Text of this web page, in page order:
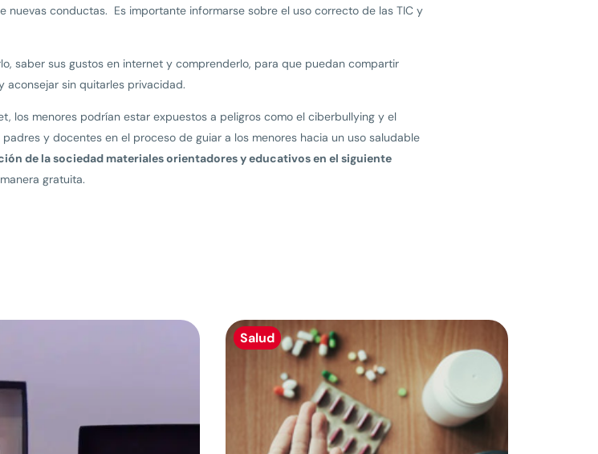
nuevas conductas. Es importante informarse sobre el uso correcto de las TIC y
saber sus gustos en internet y comprenderlo, para que puedan compartir
aconsejar sin quitarles privacidad.
los menores podrían estar expuestos a peligros como el ciberbullying y el
y docentes en el proceso de guiar a los menores hacia un uso saludable
de la sociedad materiales orientadores y educativos en el siguiente
gratuita.
Salud